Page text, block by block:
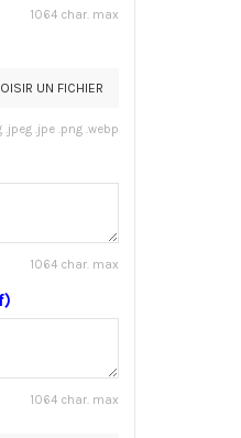
1064 char. max
UN FICHIER
.jpeg .jpe .png .webp
1064 char. max
1064 char. max